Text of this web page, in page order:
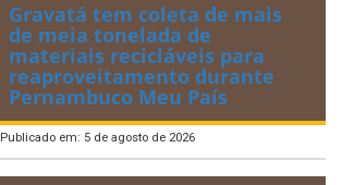
Gravatá tem coleta de mais
de meia tonelada de
materiais recicláveis para
reaproveitamento durante
Pernambuco Meu País
Publicado em: 5 de agosto de 2026